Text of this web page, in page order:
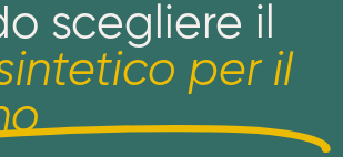
scegliere il
per il